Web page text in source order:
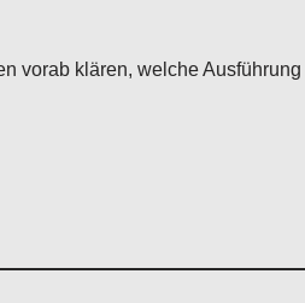
vorab klären, welche Ausführung